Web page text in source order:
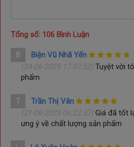
Tổng số: 106 Bình Luận
B
Biện Vũ Nhã Yến
(24-06-2025 17:07:52) Tuyệt vời
phẩm
T
Trần Thị Vân
(21-06-2025 06:22:37) Giá đã tốt
ưng ý về chất lượng sản phẩm